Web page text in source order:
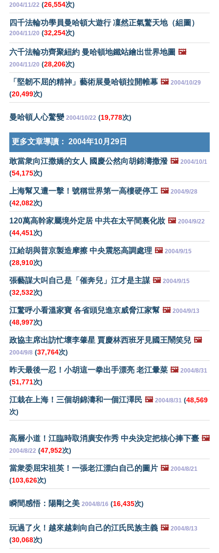
2004/11/22 (26,554次)
四千法輪功學員曼哈頓大遊行 凜然正氣驚天地（組圖）
2004/11/20 (32,254次)
六千法輪功齊聚紐約 曼哈頓地鐵站繪出世界地圖 🖼️
2004/11/20 (28,206次)
「堅韌不屈的精神」藝術展曼哈頓拉開帷幕 🖼️ 2004/10/29
(20,499次)
曼哈頓人心驚變 2004/10/22 (19,778次)
更多文章導讀： 2004年10月29日
敢當衆向江撒嬌的女人 國慶公然向胡錦濤撒潑 🖼️ 2004/10/1
(54,175次)
上海幫又遭一擊！號稱世界第一高樓硬停工 🖼️ 2004/9/28
(42,082次)
120萬高幹家屬境外定居 中共在太平間裏化妝 🖼️ 2004/9/22
(44,451次)
江給胡與普京製造摩擦 中央震怒高調處理 🖼️ 2004/9/15
(28,910次)
張藝謀大叫自己是「催奔兒」江才是主謀 🖼️ 2004/9/15
(32,532次)
江驚呼小看溫家寶 各省頭兒進京威脅江家幫 🖼️ 2004/9/13
(48,997次)
政協主席出訪忙壞李肇星 賈慶林西班牙見國王鬧笑兒 🖼️
2004/9/8 (37,764次)
昨天最後一忍！小胡這一拳出手漂亮 老江暈菜 🖼️ 2004/8/31
(51,771次)
江栽在上海！三個胡錦濤和一個江澤民 🖼️ 2004/8/31 (48,569
次)
高層小道！江臨時取消廣安作秀 中央決定把核心捧下臺 🖼️
2004/8/22 (47,952次)
當衆委屈宋祖英！一張老江漂白自己的圖片 🖼️ 2004/8/21
(103,626次)
瞬間感悟：陽剛之美 2004/8/16 (16,435次)
玩過了火！越來越刺向自己的江氏民族主義 🖼️ 2004/8/13
(30,068次)